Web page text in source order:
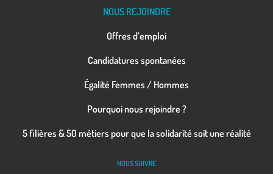
NOUS REJOINDRE
Offres d’emploi
Candidatures spontanées
Égalité Femmes / Hommes
Pourquoi nous rejoindre ?
5 filières & 50 métiers pour que la solidarité soit une réalité
NOUS SUIVRE